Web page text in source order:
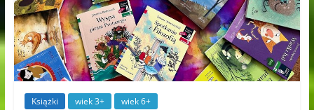
Książki wiek 3+ wiek 6+